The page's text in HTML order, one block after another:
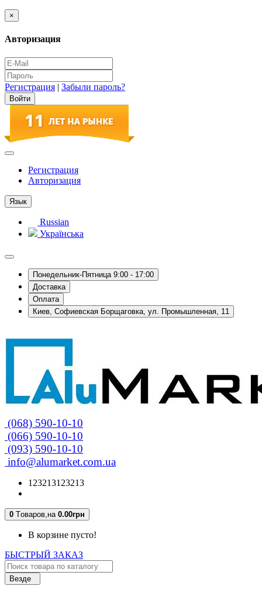
×
Авторизация
Регистрация | Забыли пароль?
Регистрация
Авторизация
Язык
Russian
Українська
Понедельник-Пятница 9:00 - 17:00
Доставка
Оплата
Киев, Софиевская Борщаговка, ул. Промышленная, 11
(068) 590-10-10
(066) 590-10-10
(093) 590-10-10
info@alumarket.com.ua
123213123213
0 Tоваров, на 0.00грн
В корзине пусто!
БЫСТРЫЙ ЗАКАЗ
Везде